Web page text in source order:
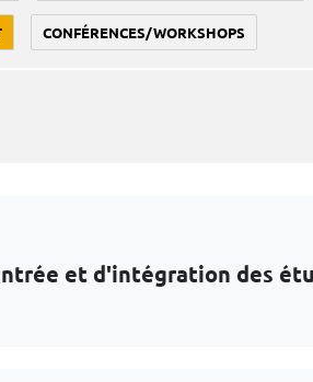
CONFÉRENCES/WORKSHOPS
et d'intégration des